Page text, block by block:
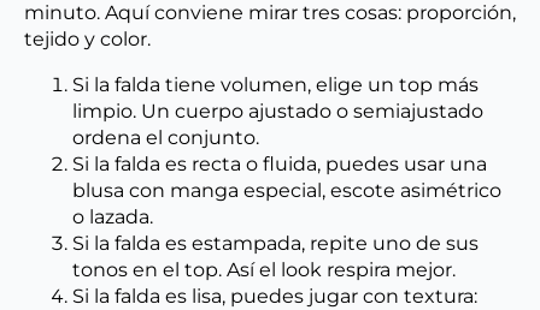
minuto. Aquí conviene mirar tres cosas: proporción,
tejido y color.
Si la falda tiene volumen, elige un top más
limpio. Un cuerpo ajustado o semiajustado
ordena el conjunto.
Si la falda es recta o fluida, puedes usar una
blusa con manga especial, escote asimétrico
o lazada.
Si la falda es estampada, repite uno de sus
tonos en el top. Así el look respira mejor.
Si la falda es lisa, puedes jugar con textura: